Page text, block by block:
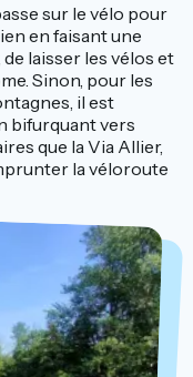
sur le vélo pour
en faisant une
de laisser les vélos et
Sinon, pour les
il est
bifurquant vers
que la Via Allier,
la véloroute